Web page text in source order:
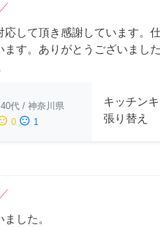
応して頂き感謝しています。
ます。ありがとうございました
40代 / 神奈川県
0 sentiment_dissatisfied 1
キッチン
張り替え
した。